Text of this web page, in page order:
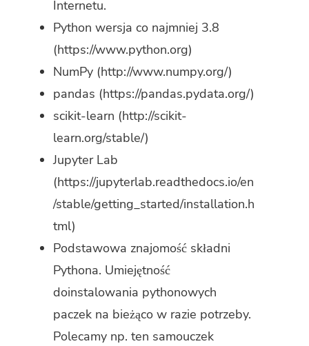
Internetu.
Python wersja co najmniej 3.8
(https://www.python.org)
NumPy (http://www.numpy.org/)
pandas (https://pandas.pydata.org/)
scikit-learn (http://scikit-
learn.org/stable/)
Jupyter Lab
(https://jupyterlab.readthedocs.io/en
/stable/getting_started/installation.h
tml)
Podstawowa znajomość składni
Pythona. Umiejętność
doinstalowania pythonowych
paczek na bieżąco w razie potrzeby.
Polecamy np. ten samouczek